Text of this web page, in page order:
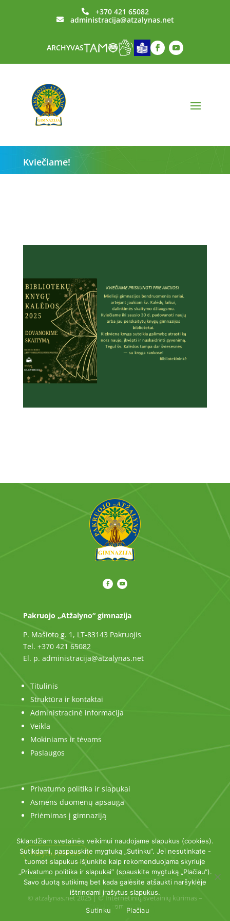
 +370 421 65082
 administracija@atzalynas.net
ARCHYVAS
Kviečiame!
Pakruojo „Atžalyno“ gimnazija
P. Mašioto g. 1, LT-83143 Pakruojis
Tel. +370 421 65082
El. p. administracija@atzalynas.net
Titulinis
Struktūra ir kontaktai
Administracinė informacija
Veikla
Mokiniams ir tėvams
Paslaugos
Privatumo politika ir slapukai
Asmens duomenų apsauga
Priėmimas į gimnaziją
Patyčių dėžutė
© atzalynas.net 2025 | © Internetinių svetainių kūrimas –
Dipolis.com 2025
Sklandžiam svetainės veikimui naudojame slapukus (cookies).
Sutikdami, paspauskite mygtuką „Sutinku“. Jei nesutinkate -
tuomet slapukus išjunkite kaip rekomenduojama skyriuje
„Privatumo politika ir slapukai“ (spauskite mygtuką „Plačiau“).
Savo duotą sutikimą bet kada galėsite atšaukti naršyklėje
ištrindami įrašytus slapukus.
Sutinku Plačiau